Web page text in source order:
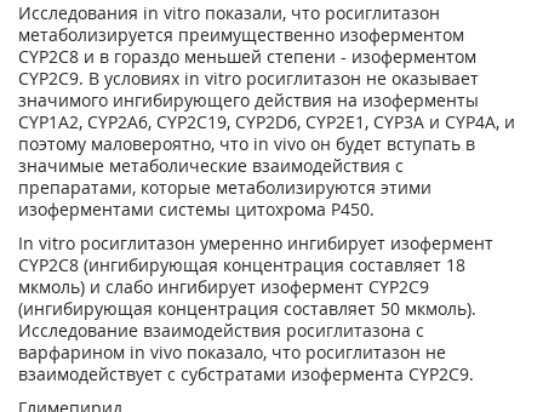
Исследования in vitro показали, что росиглитазон
метаболизируется преимущественно изоферментом
CYP2C8 и в гораздо меньшей степени - изоферментом
CYP2C9. В условиях in vitro росиглитазон не оказывает
значимого ингибирующего действия на изоферменты
CYP1A2, CYP2A6, CYP2C19, CYP2D6, CYP2E1, CYP3A и CYP4A, и
поэтому маловероятно, что in vivo он будет вступать в
значимые метаболические взаимодействия с
препаратами, которые метаболизируются этими
изоферментами системы цитохрома Р450.
In vitro росиглитазон умеренно ингибирует изофермент
CYP2C8 (ингибирующая концентрация составляет 18
мкмоль) и слабо ингибирует изофермент CYP2C9
(ингибирующая концентрация составляет 50 мкмоль).
Исследование взаимодействия росиглитазона с
варфарином in vivo показало, что росиглитазон не
взаимодействует с субстратами изофермента CYP2C9.